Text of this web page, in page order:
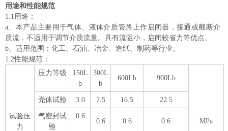
用途和性能规范
1.1用途：
a、本产品主要用于气体、液体介质管路上作启闭器，接通或截断介
质流，不适用于调节介质流量。具有流阻小，启闭较省力等优点。
b、适用范围：化工、石油、冶金、造纸、制药等行业。
1.2性能规范：
试验压
力
压力等级
150L
b
300L
b
600Lb 900Lb
MPa
壳体试验 3.0 7.5 16.5 22.5
气密封试
验
0.6
0.6 0.6 0.6